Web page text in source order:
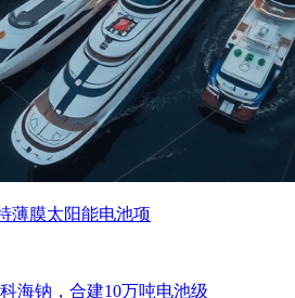
薄膜太阳能电池项